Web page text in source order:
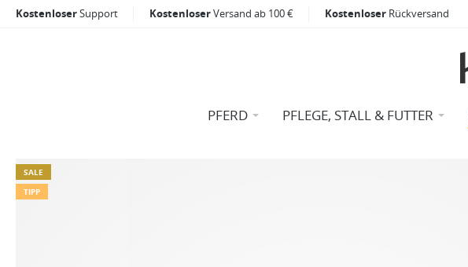
KostenloserSupport KostenloserVersand ab 100 € Kostenloser Rückversand
PFERD PFLEGE, STALL & FUTTER
SALE
TIPP